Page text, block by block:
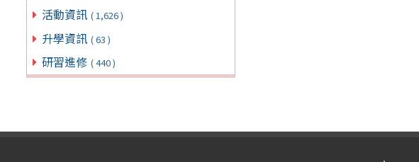
活動資訊 ( 1,626 )
升學資訊 ( 63 )
研習進修 ( 440 )